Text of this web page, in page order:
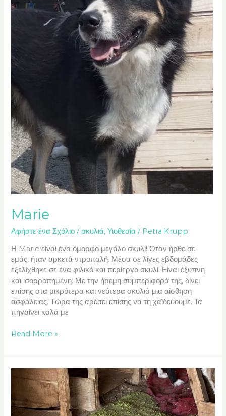
Marie
Αφήστε ένα Σχόλιο /σκυλιά,Υιοθεσία / Petra Krupp
Η Marie είναι ένα όμορφο μεγάλο σκυλί! Όταν ήρθε σε
εμάς, ήταν αρκετά ντροπαλή. Μέσα σε λίγες εβδομάδες
εξελίχθηκε σε ένα φιλικό και περίεργο σκυλί. Είναι έξυπνη
και ισορροπημένη. Με την ήρεμη συμπεριφορά της, δίνει
επίσης στα μικρότερα και νεότερα σκυλιά μια αίσθηση
ασφάλειας. Τώρα της αρέσει επίσης να τη χαϊδεύουμε. Τα
πηγαίνει καλά με
Read More »